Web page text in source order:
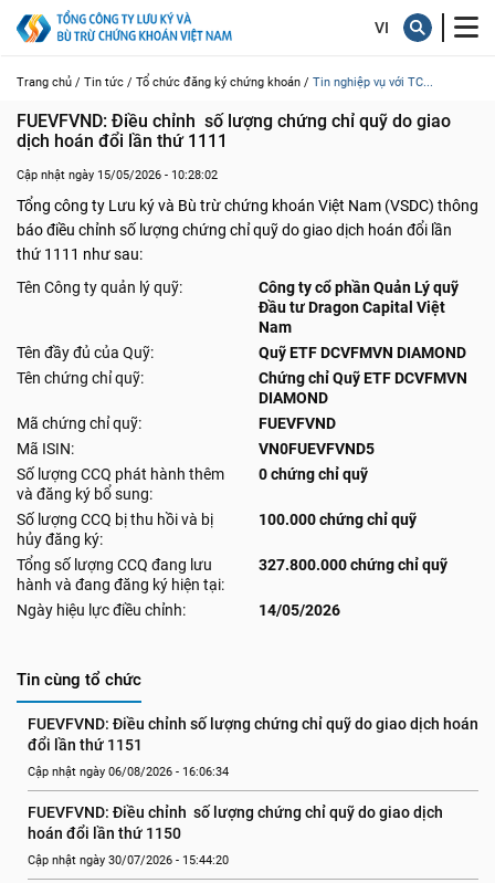
Trang chủ / Tin tức / Tổ chức đăng ký chứng khoán / Tin nghiệp vụ với TC...
FUEVFVND: Điều chỉnh  số lượng chứng chỉ quỹ do giao
dịch hoán đổi lần thứ 1111
Cập nhật ngày 15/05/2026 - 10:28:02
Tổng công ty Lưu ký và Bù trừ chứng khoán Việt Nam (VSDC) thông
báo điều chỉnh số lượng chứng chỉ quỹ do giao dịch hoán đổi lần
thứ 1111 như sau:
Tên Công ty quản lý quỹ:
Công ty cổ phần Quản Lý quỹ
Đầu tư Dragon Capital Việt
Nam
Tên đầy đủ của Quỹ:
Quỹ ETF DCVFMVN DIAMOND
Tên chứng chỉ quỹ:
Chứng chỉ Quỹ ETF DCVFMVN
DIAMOND
Mã chứng chỉ quỹ:
FUEVFVND
Mã ISIN:
VN0FUEVFVND5
Số lượng CCQ phát hành thêm
và đăng ký bổ sung:
0 chứng chỉ quỹ
Số lượng CCQ bị thu hồi và bị
hủy đăng ký:
100.000 chứng chỉ quỹ
Tổng số lượng CCQ đang lưu
hành và đang đăng ký hiện tại:
327.800.000 chứng chỉ quỹ
Ngày hiệu lực điều chỉnh: 14/05/2026
Tin cùng tổ chức
FUEVFVND: Điều chỉnh số lượng chứng chỉ quỹ do giao dịch hoán
đổi lần thứ 1151
Cập nhật ngày 06/08/2026 - 16:06:34
FUEVFVND: Điều chỉnh  số lượng chứng chỉ quỹ do giao dịch
hoán đổi lần thứ 1150
Cập nhật ngày 30/07/2026 - 15:44:20